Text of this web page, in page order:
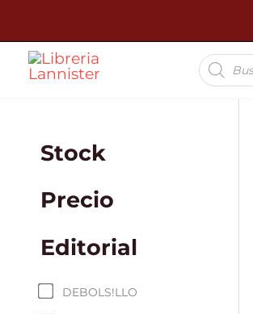
al
contenido
de
Stock
Precio
Editorial
DEBOLS!LLO